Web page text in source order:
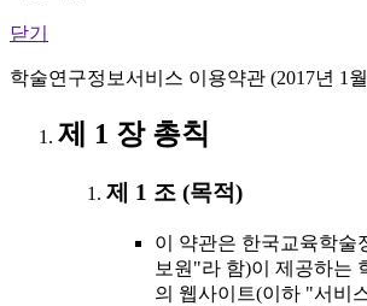
닫기
학술연구정보서비스 이용약관 (2017년 1
제 1 장 총칙
제 1 조 (목적)
이 약관은 한국교육학술
보원"라 함)이 제공하는
의 웹사이트(이하 "서비